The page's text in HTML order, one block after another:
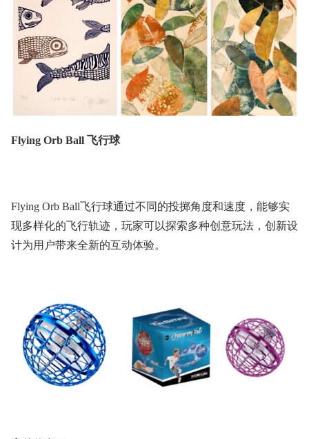
Flying Orb Ball 飞行球
Flying Orb Ball飞行球通过不同的投掷角度和速度，能够实
现多样化的飞行轨迹，玩家可以探索多种创意玩法，创新设
计为用户带来全新的互动体验。